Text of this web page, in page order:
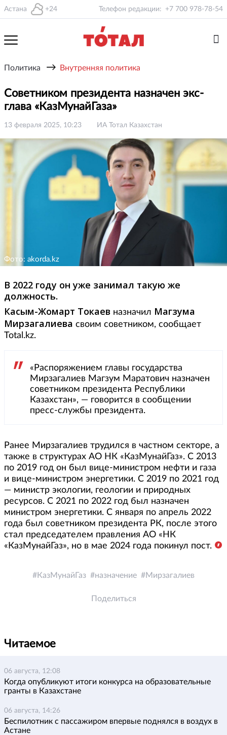
Астана +24 Телефон редакции: +7 700 978-78-54
Политика → Внутренняя политика
Советником президента назначен экс-
глава «КазМунайГаза»
13 февраля 2025, 10:23 ИА Тотал Казахстан
Фото: akorda.kz
В 2022 году он уже занимал такую же
должность.
Касым-Жомарт Токаев назначил Магзума
Мирзагалиева своим советником, сообщает
Total.kz.
«Распоряжением главы государства
Мирзагалиев Магзум Маратович назначен
советником президента Республики
Казахстан», — говорится в сообщении
пресс-службы президента.
Ранее Мирзагалиев трудился в частном секторе, а
также в структурах АО НК «КазМунайГаз». С 2013
по 2019 год он был вице-министром нефти и газа
и вице-министром энергетики. С 2019 по 2021 год
— министр экологии, геологии и природных
ресурсов. С 2021 по 2022 год был назначен
министром энергетики. С января по апрель 2022
года был советником президента РК, после этого
стал председателем правления АО «НК
«КазМунайГаз», но в мае 2024 года покинул пост.
КазМунайГаз назначение Мирзагалиев
Поделиться
Читаемое
06 августа, 12:08
Когда опубликуют итоги конкурса на образовательные
гранты в Казахстане
06 августа, 14:26
Беспилотник с пассажиром впервые поднялся в воздух в
Астане